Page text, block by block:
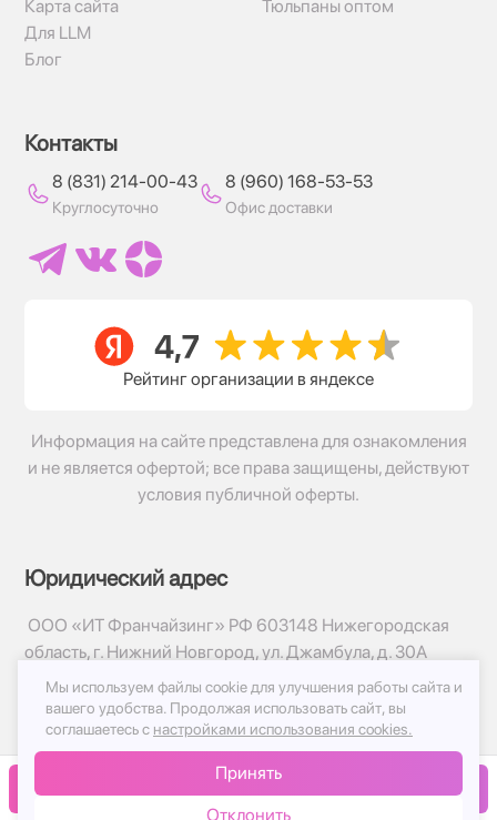
В корзину
Карта сайта
Для LLM
Блог
Тюльпаны оптом
Контакты
8 (831) 214-00-43
Круглосуточно
8 (960) 168-53-53
Офис доставки
Рейтинг организации в яндексе
Информация на сайте представлена для ознакомления
и не является офертой; все права защищены, действуют
условия публичной оферты.
Юридический адрес
ООО «ИТ Франчайзинг» РФ 603148 Нижегородская
область, г. Нижний Новгород, ул. Джамбула, д. 30А
© 2017-2026г, База Цветов 24.ру
Политика конфиденциальности
Публичная оферта
Мы используем файлы cookie для улучшения работы сайта и
вашего удобства. Продолжая использовать сайт, вы
соглашаетесь с настройками использования cookies.
Принять
Отклонить